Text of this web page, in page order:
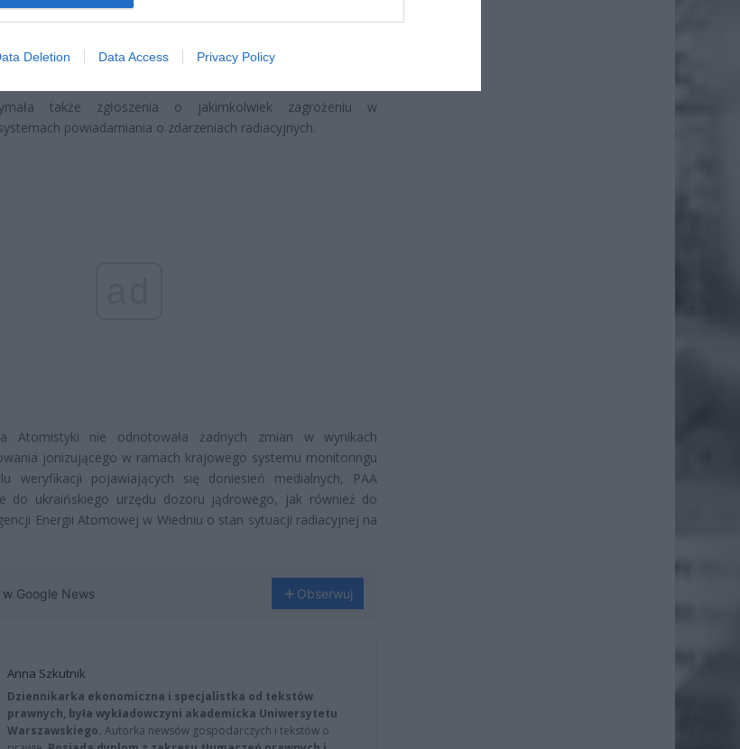
Deletion Data Access Privacy Policy
polskich rodzin. ZUS wypłacił już 173 mln zł.
także zgłoszenia o jakimkolwiek zagrożeniu w
powiadamiania o zdarzeniach radiacyjnych.
Atomistyki nie odnotowała żadnych zmian w wynikach
jonizującego w ramach krajowego systemu monitoringu
weryfikacji pojawiających się doniesień medialnych, PAA
do ukraińskiego urzędu dozoru jądrowego, jak również do
Energii Atomowej w Wiedniu o stan sytuacji radiacyjnej na
Google News Obserwuj
Anna Szkutnik
Dziennikarka ekonomiczna i specjalistka od tekstów
prawnych, była wykładowczyni akademicka Uniwersytetu
Warszawskiego. Autorka newsów gospodarczych i tekstów o